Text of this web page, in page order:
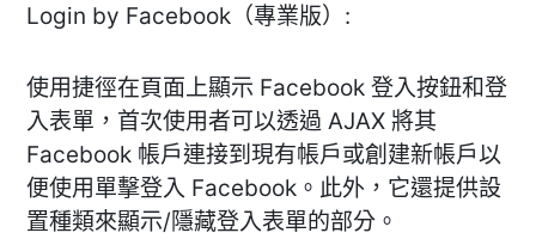
Login by Facebook（專業版）:
使用捷徑在頁面上顯示 Facebook 登入按鈕和登
入表單，首次使用者可以透過 AJAX 將其
Facebook 帳戶連接到現有帳戶或創建新帳戶以
便使用單擊登入 Facebook。此外，它還提供設
置種類來顯示/隱藏登入表單的部分。